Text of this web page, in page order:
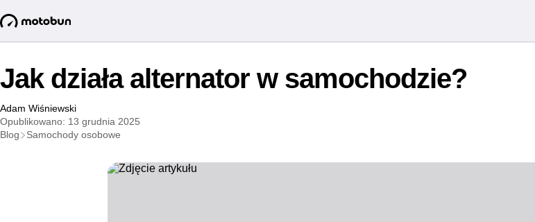
Jak działa alternator w samochodzie?
Adam Wiśniewski
Opublikowano: 13 grudnia 2025
Blog
Samochody osobowe